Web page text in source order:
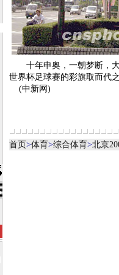
十年申奥，一朝梦断，大
世界杯足球赛的彩旗取而代
(中新网)
首页>体育>综合体育>北京